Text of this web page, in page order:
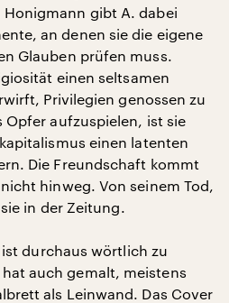
gibt A. dabei
an denen sie die eigene
Glauben prüfen muss.
einen seltsamen
Privilegien genossen zu
Opfer aufzuspielen, ist sie
einen latenten
Die Freundschaft kommt
hinweg. Von seinem Tod,
in der Zeitung.
ist durchaus wörtlich zu
auch gemalt, meistens
als Leinwand. Das Cover